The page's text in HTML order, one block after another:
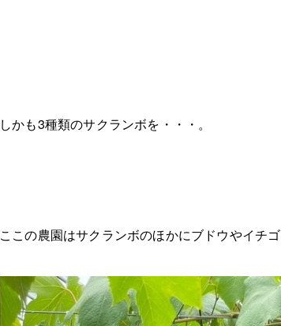
しかも3種類のサクランボを・・・。
ここの農園はサクランボのほかにブドウやイチゴ